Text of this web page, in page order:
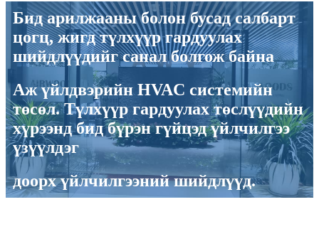
Бид арилжааны болон бусад салбарт
цогц, жигд түлхүүр гардуулах
шийдлүүдийг санал болгож байна
Аж үйлдвэрийн HVAC системийн
төсөл. Түлхүүр гардуулах төслүүдийн
хүрээнд бид бүрэн гүйцэд үйлчилгээ
үзүүлдэг
доорх үйлчилгээний шийдлүүд.